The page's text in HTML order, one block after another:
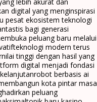
digital yang menginspirasi
pesat ekosistem teknologi
bagi generasi
peluang baru melalui
teknologi modern terus
tinggi dengan hasil yang
digital menjadi fondasi
robot berbasis ai
kota pintar masa
peluang